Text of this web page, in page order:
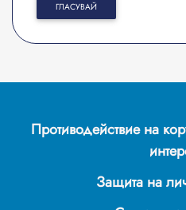
ГЛАСУВАЙ
Противодействие на
Защита на